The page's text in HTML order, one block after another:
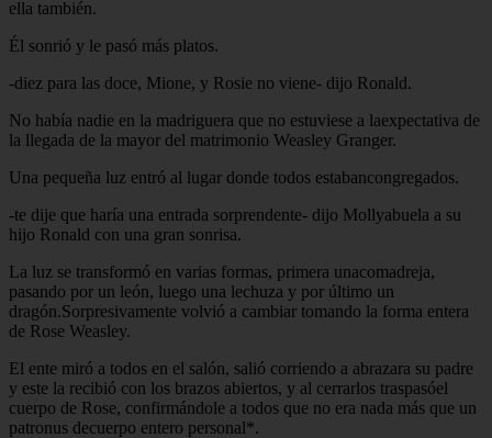
ella también.
Él sonrió y le pasó más platos.
-diez para las doce, Mione, y Rosie no viene- dijo Ronald.
No había nadie en la madriguera que no estuviese a laexpectativa de
la llegada de la mayor del matrimonio Weasley Granger.
Una pequeña luz entró al lugar donde todos estabancongregados.
-te dije que haría una entrada sorprendente- dijo Mollyabuela a su
hijo Ronald con una gran sonrisa.
La luz se transformó en varias formas, primera unacomadreja,
pasando por un león, luego una lechuza y por último un
dragón.Sorpresivamente volvió a cambiar tomando la forma entera
de Rose Weasley.
El ente miró a todos en el salón, salió corriendo a abrazara su padre
y este la recibió con los brazos abiertos, y al cerrarlos traspasóel
cuerpo de Rose, confirmándole a todos que no era nada más que un
patronus decuerpo entero personal*.